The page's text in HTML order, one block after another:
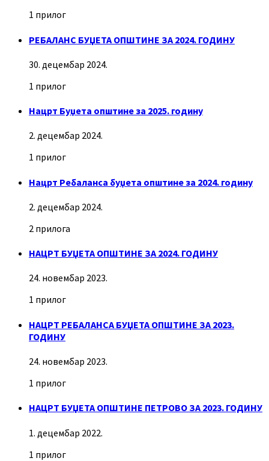
1 прилог
РЕБАЛАНС БУЏЕТА ОПШТИНЕ ЗА 2024. ГОДИНУ
30. децембар 2024.
1 прилог
Нацрт Буџета општине за 2025. годину
2. децембар 2024.
1 прилог
Нацрт Ребаланса буџета општине за 2024. годину
2. децембар 2024.
2 прилога
НАЦРТ БУЏЕТА ОПШТИНЕ ЗА 2024. ГОДИНУ
24. новембар 2023.
1 прилог
НАЦРТ РЕБАЛАНСА БУЏЕТА ОПШТИНЕ ЗА 2023.
ГОДИНУ
24. новембар 2023.
1 прилог
НАЦРТ БУЏЕТА ОПШТИНЕ ПЕТРОВО ЗА 2023. ГОДИНУ
1. децембар 2022.
1 прилог